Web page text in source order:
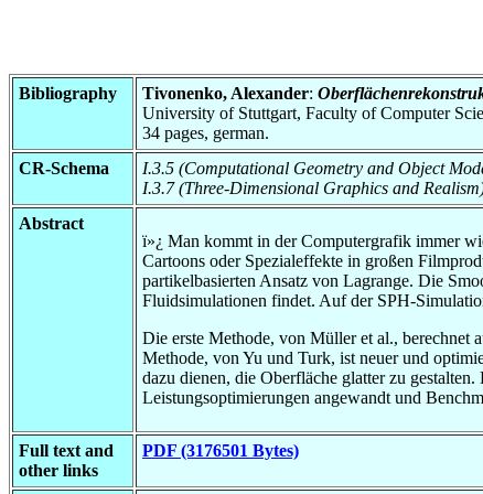
Bibliography Tivonenko, Alexander:
University of Stuttgart, Faculty of Computer
34 pages, german.
CR-Schema
I.3.5 (Computational Geometry and Object
I.3.7 (Three-Dimensional Graphics and
Abstract
ï»¿ Man kommt in der Computergrafik immer
Cartoons oder Spezialeffekte in großen
partikelbasierten Ansatz von Lagrange. Die
Fluidsimulationen findet. Auf der SPH-
Die erste Methode, von Müller et al., berechnet
Methode, von Yu und Turk, ist neuer und
dazu dienen, die Oberfläche glatter zu
Leistungsoptimierungen angewandt und
Full text and
other links
PDF (3176501 Bytes)